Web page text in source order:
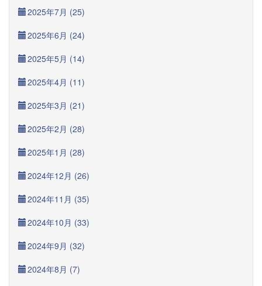
2025年7月 (25)
2025年6月 (24)
2025年5月 (14)
2025年4月 (11)
2025年3月 (21)
2025年2月 (28)
2025年1月 (28)
2024年12月 (26)
2024年11月 (35)
2024年10月 (33)
2024年9月 (32)
2024年8月 (7)